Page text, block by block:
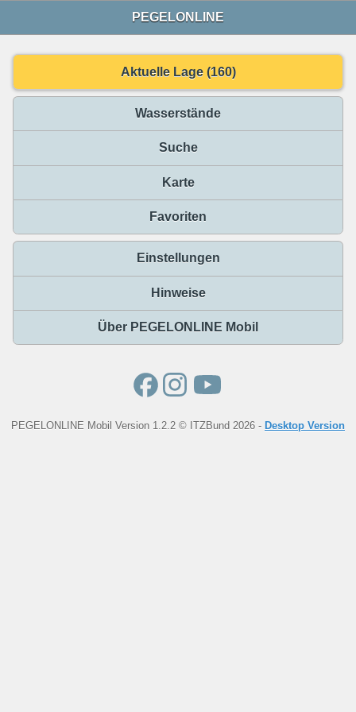
PEGELONLINE
Aktuelle Lage (160)
Wasserstände
Suche
Karte
Favoriten
Einstellungen
Hinweise
Über PEGELONLINE Mobil
PEGELONLINE Mobil Version 1.2.2 © ITZBund 2026 - Desktop Version